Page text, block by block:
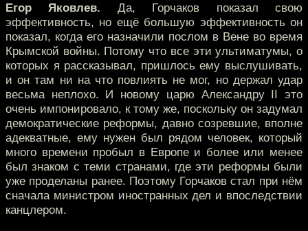
Егор Яковлев. Да, Горчаков показал свою
эффективность, но ещё большую эффективность он
показал, когда его назначили послом в Вене во время
Крымской войны. Потому что все эти ультиматумы, о
которых я рассказывал, пришлось ему выслушивать,
и он там ни на что повлиять не мог, но держал удар
весьма неплохо. И новому царю Александру II это
очень импонировало, к тому же, поскольку он задумал
демократические реформы, давно созревшие, вполне
адекватные, ему нужен был рядом человек, который
много времени пробыл в Европе и более или менее
был знаком с теми странами, где эти реформы были
уже проделаны ранее. Поэтому Горчаков стал при нём
сначала министром иностранных дел и впоследствии
канцлером.